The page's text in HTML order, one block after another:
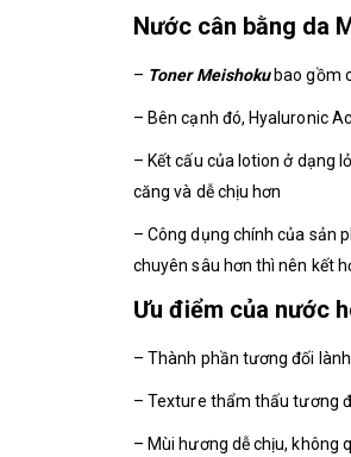
Nước cân bằng da
– Toner Meishoku bao gồm
– Bên cạnh đó, Hyaluronic
– Kết cấu của lotion ở dạng
căng và dễ chịu hơn
– Công dụng chính của sản
chuyên sâu hơn thì nên kết
Ưu điểm của nước
– Thành phần tương đối
– Texture thẩm thấu tương
– Mùi hương dễ chịu, không